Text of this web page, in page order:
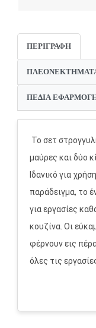
ΠΕΡΙΓΡΑΦΉ
ΠΕΔΊΑ
Το σετ
μαύρες και δύο
Ιδανικό για
παράδειγμα, το
για εργασίες
κουζίνα. Οι
φέρνουν εις
όλες τις